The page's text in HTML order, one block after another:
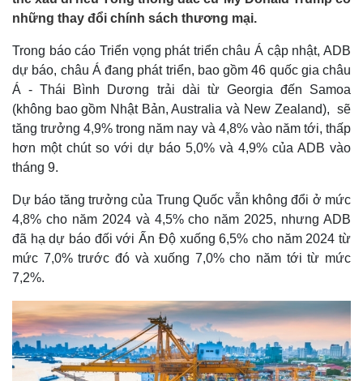
những thay đổi chính sách thương mại.
Trong báo cáo Triển vọng phát triển châu Á cập nhật, ADB
dự báo, châu Á đang phát triển, bao gồm 46 quốc gia châu
Á - Thái Bình Dương trải dài từ Georgia đến Samoa
(không bao gồm Nhật Bản, Australia và New Zealand), sẽ
tăng trưởng 4,9% trong năm nay và 4,8% vào năm tới, thấp
hơn một chút so với dự báo 5,0% và 4,9% của ADB vào
tháng 9.
Dự báo tăng trưởng của Trung Quốc vẫn không đổi ở mức
4,8% cho năm 2024 và 4,5% cho năm 2025, nhưng ADB
đã hạ dự báo đối với Ấn Độ xuống 6,5% cho năm 2024 từ
mức 7,0% trước đó và xuống 7,0% cho năm tới từ mức
7,2%.